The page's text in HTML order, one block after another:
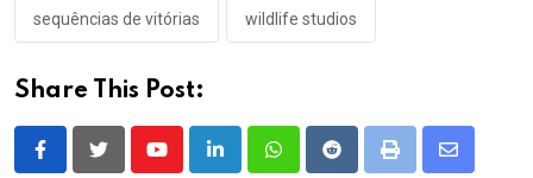
sequências de vitórias wildlife studios
Share This Post:
YoutubeLinkedInWhatsappRedditPrint
Share